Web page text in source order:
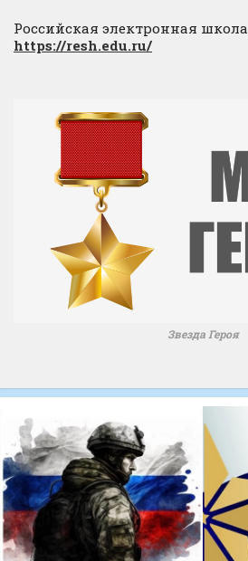
Российская электронная школа
https://resh.edu.ru/
Звезда Героя